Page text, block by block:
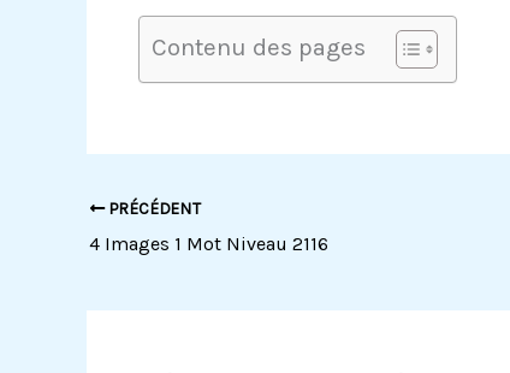
Contenu des pages
PRÉCÉDENT
4 Images 1 Mot Niveau 2116